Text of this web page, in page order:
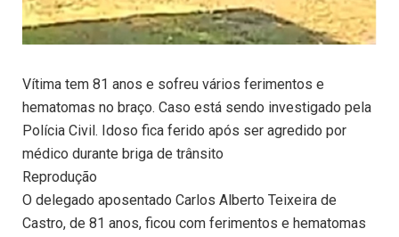
Vítima tem 81 anos e sofreu vários ferimentos e
hematomas no braço. Caso está sendo investigado pela
Polícia Civil. Idoso fica ferido após ser agredido por
médico durante briga de trânsito
Reprodução
O delegado aposentado Carlos Alberto Teixeira de
Castro, de 81 anos, ficou com ferimentos e hematomas